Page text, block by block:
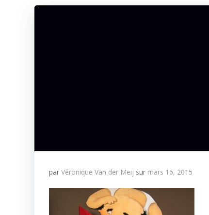
par Véronique Van der Meij sur mars 16, 2015